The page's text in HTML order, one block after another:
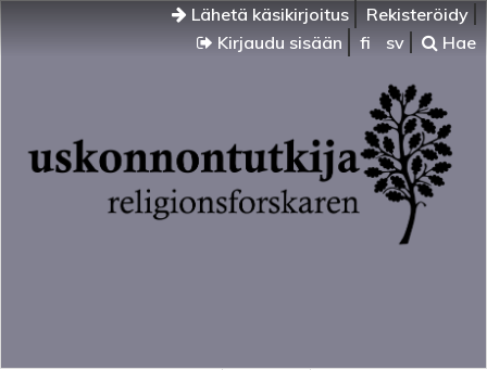
Lähetä käsikirjoitus
Rekisteröidy
Kirjaudu sisään
fi sv Hae